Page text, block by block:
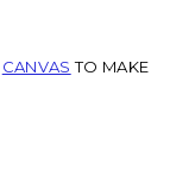
CANVAS TO MAKE